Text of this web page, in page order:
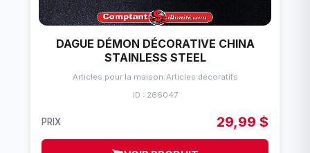
DAGUE DÉMON DÉCORATIVE CHINA
STAINLESS STEEL
Articles pour la maison/Articles décoratifs
ID : 266047
PRIX 29,99 $